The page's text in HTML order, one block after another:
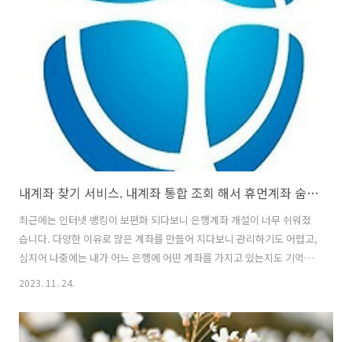
내계좌 찾기 서비스. 내계좌 통합 조회 해서 휴먼계좌 숨은계좌 돈 찾기!
최근에는 인터넷 뱅킹이 보편화 되다보니 은행계좌 개설이 너무 쉬워졌
습니다. 다양한 이유로 많은 계좌를 만들어 지다보니 관리하기도 어렵고,
심지어 나중에는 내가 어느 은행에 어떤 계좌를 가지고 있는지도 기억을
못하게 되기 마련입니다. 이런 분들을 위해 무려 정부기관인 금융결제원
앱 다운로드 ☜ 내계좌 찾기! 계좌통합조회 서비스 어카운트인포 금융결
제원 어카운트인포의 계좌정보통합관리 서비스는 내가 보유하고 있는
2023. 11. 24.